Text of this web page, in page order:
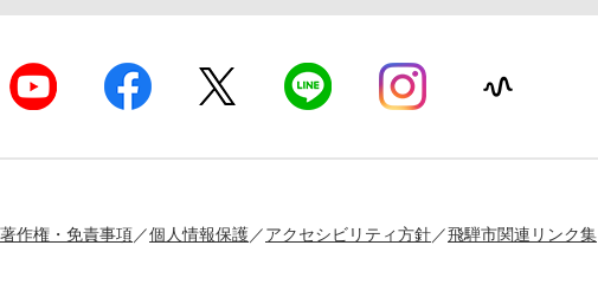
作権・免責事項 個人情報保護 アクセシビリティ方針 飛騨市関連リンク集